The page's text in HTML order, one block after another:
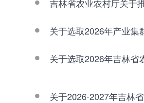
吉林省农业农村厅关于
关于选取2026年产业集
关于选取2026年吉林省
关于2026-2027年吉林